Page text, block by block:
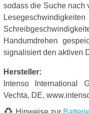
sodass die Suche nach
Handumdrehen
signalisiert den aktiven
Hersteller:
Intenso International
Vechta, DE,